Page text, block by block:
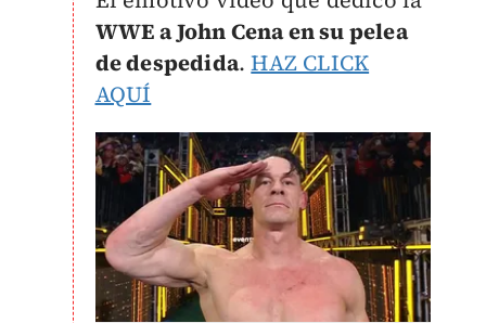
WWE a John Cena en su pelea
de despedida.HAZ CLICK
AQUÍ